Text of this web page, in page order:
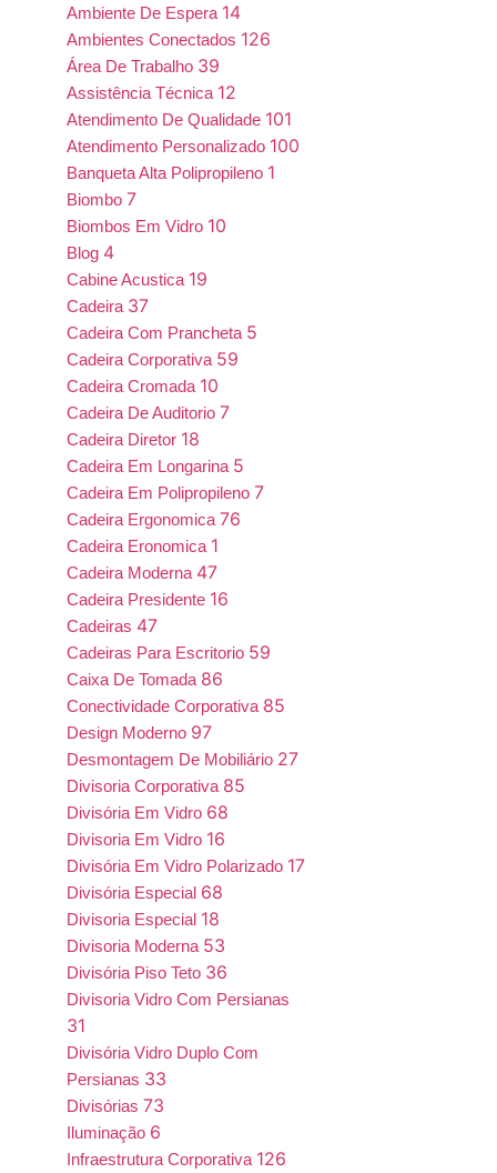
Ambiente De Espera 14
Ambientes Conectados 126
Área De Trabalho 39
Assistência Técnica 12
Atendimento De Qualidade 101
Atendimento Personalizado 100
Banqueta Alta Polipropileno 1
Biombo 7
Biombos Em Vidro 10
Blog 4
Cabine Acustica 19
Cadeira 37
Cadeira Com Prancheta 5
Cadeira Corporativa 59
Cadeira Cromada 10
Cadeira De Auditorio 7
Cadeira Diretor 18
Cadeira Em Longarina 5
Cadeira Em Polipropileno 7
Cadeira Ergonomica 76
Cadeira Eronomica 1
Cadeira Moderna 47
Cadeira Presidente 16
Cadeiras 47
Cadeiras Para Escritorio 59
Caixa De Tomada 86
Conectividade Corporativa 85
Design Moderno 97
Desmontagem De Mobiliário 27
Divisoria Corporativa 85
Divisória Em Vidro 68
Divisoria Em Vidro 16
Divisória Em Vidro Polarizado 17
Divisória Especial 68
Divisoria Especial 18
Divisoria Moderna 53
Divisória Piso Teto 36
Divisoria Vidro Com Persianas
31
Divisória Vidro Duplo Com
Persianas 33
Divisórias 73
Iluminação 6
Infraestrutura Corporativa 126